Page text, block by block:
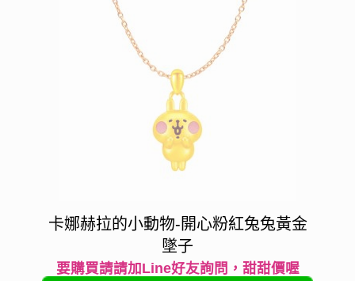
卡娜赫拉的小動物-開心粉紅兔兔黃金
墜子
要購買請請加Line好友詢問，甜甜價喔